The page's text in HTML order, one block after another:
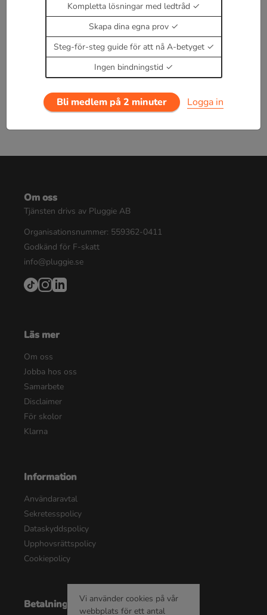
Läs teori om tangenter
Enbart medlemmar kan kommentera.
dagar för 19 kr.
Logga ineller Bli medlem nu
Kompletta lösningar med ledtråd
Skapa dina egna prov
Steg-för-steg guide för att nå A-betyget
Ingen bindningstid
Bli medlem på 2 minuter Logga in
Om oss
Tjänsten drivs av Pluggie AB
Organisationsnummer: 559362-0411
Godkänd för F-skatt
info@pluggie.se
Läs mer
Om oss
Jobba hos oss
Samarbete
Disclaimer
För skolor
Klarna
Information
Användaravtal
Sekretesspolicy
Dataskyddspolicy
Upphovsrättspolicy
Cookiepolicy
BetalningsalternativVi använder cookies på vår
webbplats för ett antal